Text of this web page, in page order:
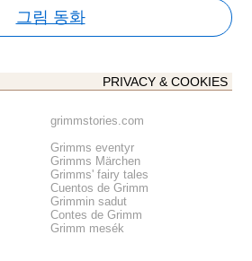
그림 동화
PRIVACY & COOKIES
grimmstories.com
Grimms eventyr
Grimms Märchen
Grimms' fairy tales
Cuentos de Grimm
Grimmin sadut
Contes de Grimm
Grimm mesék